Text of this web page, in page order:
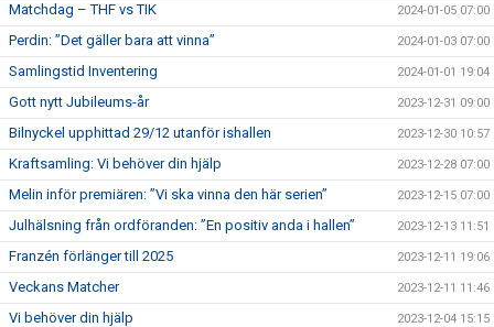
Matchdag – THF vs TIK 2024-01-05 07:00
Perdin: ”Det gäller bara att vinna” 2024-01-03 07:00
Samlingstid Inventering 2024-01-01 19:04
Gott nytt Jubileums-år 2023-12-31 09:00
Bilnyckel upphittad 29/12 utanför ishallen 2023-12-30 10:57
Kraftsamling: Vi behöver din hjälp 2023-12-28 07:00
Melin inför premiären: ”Vi ska vinna den här serien” 2023-12-15 07:00
Julhälsning från ordföranden: ”En positiv anda i hallen” 2023-12-13 11:51
Franzén förlänger till 2025 2023-12-11 19:06
Veckans Matcher 2023-12-11 11:46
Vi behöver din hjälp 2023-12-04 15:15